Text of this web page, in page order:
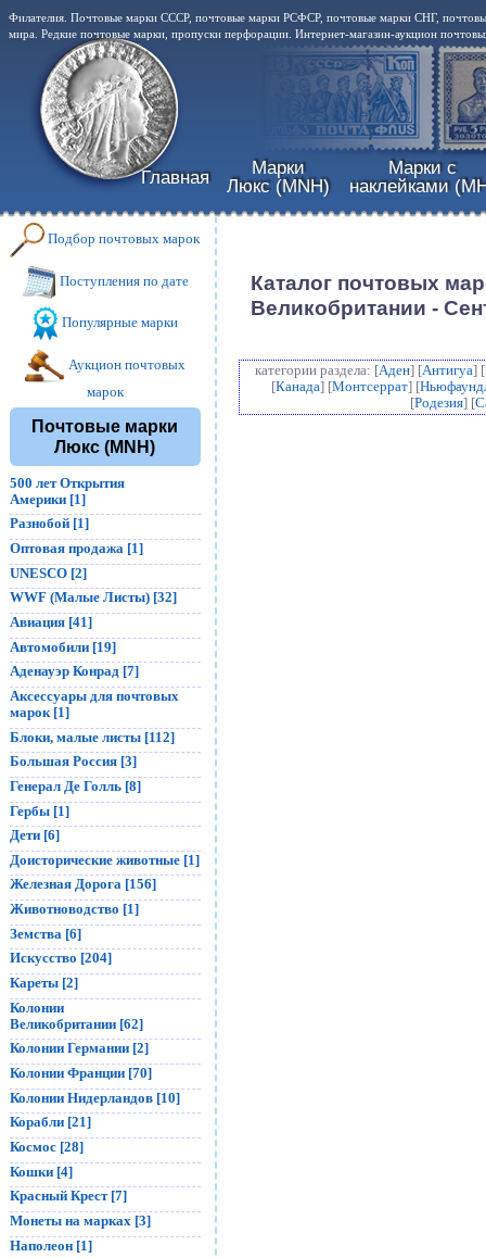
Филателия. Почтовые марки СССР, почтовые марки РСФСР, почтовые марки СНГ,
мира. Редкие почтовые марки, пропуски перфорации. Интернет-магазин-аукцион
Главная
Марки
Люкс (MNH)
Марки с
наклейками
Подбор почтовых марок
Поступления по дате
Популярные марки
Аукцион почтовых
марок
Почтовые марки
Люкс (MNH)
500 лет Открытия
Америки [1]
Разнобой [1]
Оптовая продажа [1]
UNESCO [2]
WWF (Малые Листы) [32]
Авиация [41]
Автомобили [19]
Аденауэр Конрад [7]
Аксессуары для почтовых
марок [1]
Блоки, малые листы [112]
Большая Россия [3]
Генерал Де Голль [8]
Гербы [1]
Дети [6]
Доисторические животные [1]
Железная Дорога [156]
Животноводство [1]
Земства [6]
Искусство [204]
Кареты [2]
Колонии
Великобритании [62]
Колонии Германии [2]
Колонии Франции [70]
Колонии Нидерландов [10]
Корабли [21]
Космос [28]
Кошки [4]
Красный Крест [7]
Монеты на марках [3]
Наполеон [1]
Каталог почтовых
Великобритании -
категории раздела: [Аден] [Антигуа] [
[Канада] [Монтсеррат] [
[Родезия] [